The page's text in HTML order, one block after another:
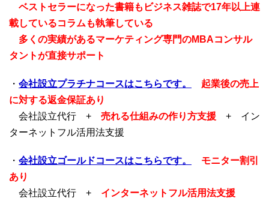
ベストセラーになった書籍もビジネス雑誌で17年以上連
載しているコラムも執筆している
多くの実績があるマーケティング専門のMBAコンサル
タントが直接サポート
・ 会社設立プラチナコースはこちらです。
起業後の売上
に対する返金保証あり
会社設立代行 + 売れる仕組みの作り方支援 + イン
ターネットフル活用法支援
・ 会社設立ゴールドコースはこちらです。
モニター割引
あり
会社設立代行 + インターネットフル活用法支援